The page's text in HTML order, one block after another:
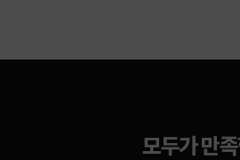
모두가 만